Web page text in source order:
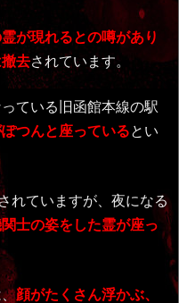
が現れるとの噂があり
去されています。
ている旧函館本線の駅
つんと座っているとい
れていますが、夜になる
士の姿をした霊が座っ
顔がたくさん浮かぶ、